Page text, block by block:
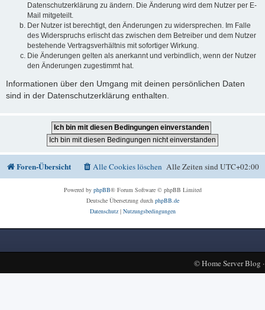
Datenschutzerklärung zu ändern. Die Änderung wird dem Nutzer per E-
Mail mitgeteilt.
Der Nutzer ist berechtigt, den Änderungen zu widersprechen. Im Falle
des Widerspruchs erlischt das zwischen dem Betreiber und dem Nutzer
bestehende Vertragsverhältnis mit sofortiger Wirkung.
Die Änderungen gelten als anerkannt und verbindlich, wenn der Nutzer
den Änderungen zugestimmt hat.
Informationen über den Umgang mit deinen persönlichen Daten
sind in der Datenschutzerklärung enthalten.
Foren-Übersicht Alle Zeiten sindUTC+02:00
Alle Cookies löschen
Powered by phpBB® Forum Software © phpBB Limited
Deutsche Übersetzung durch phpBB.de
Datenschutz| Nutzungsbedingungen
©Home Server Blog